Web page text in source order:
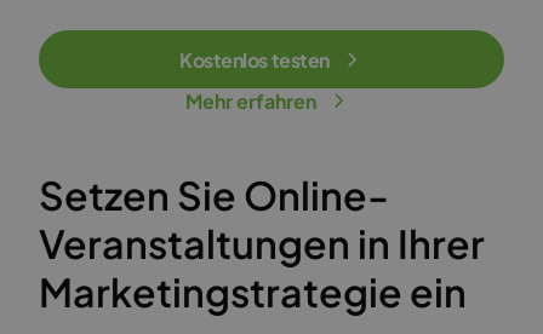
Kostenlos testen
Mehr erfahren
Setzen Sie Online-
Veranstaltungen in Ihrer
Marketingstrategie ein